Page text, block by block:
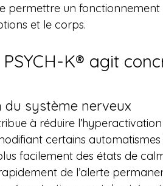
permettre un
et le corps.
K® agit
du système nerveux
à réduire
certains
facilement des états de
de l’alerte